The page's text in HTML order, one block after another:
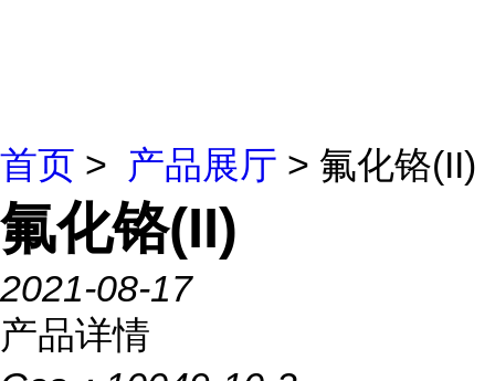
首页 > 产品展厅 > 氟化铬(II)
氟化铬(II)
2021-08-17
产品详情